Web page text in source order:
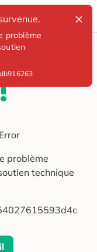
problème
problème
technique